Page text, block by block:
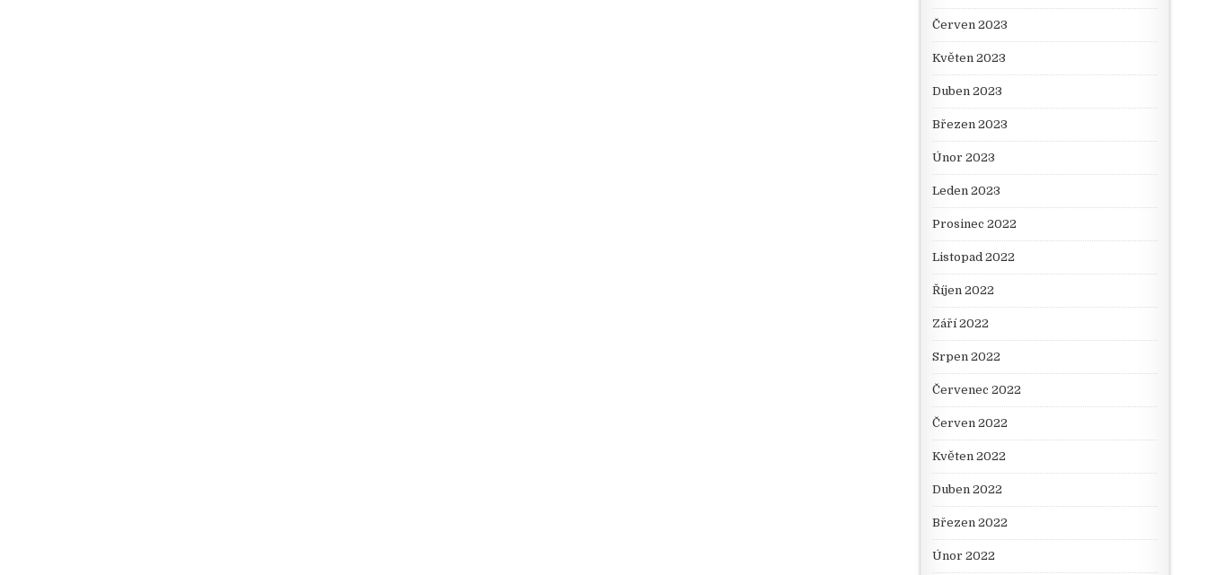
Červen 2023
Květen 2023
Duben 2023
Březen 2023
Únor 2023
Leden 2023
Prosinec 2022
Listopad 2022
Říjen 2022
Září 2022
Srpen 2022
Červenec 2022
Červen 2022
Květen 2022
Duben 2022
Březen 2022
Únor 2022